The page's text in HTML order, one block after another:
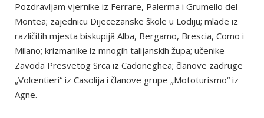
Pozdravljam vjernike iz Ferrare, Palerma i Grumello del
Montea; zajednicu Dijecezanske škole u Lodiju; mlade iz
različitih mjesta biskupijâ Alba, Bergamo, Brescia, Como i
Milano; krizmanike iz mnogih talijanskih župa; učenike
Zavoda Presvetog Srca iz Cadoneghea; članove zadruge
„Volœntieri“ iz Casolija i članove grupe „Mototurismo“ iz
Agne.